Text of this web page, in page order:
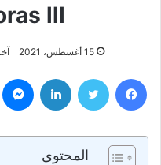
lll
15 أغسطس، 2021 آخر
فيسبوك تويتر لينكدإن
المحتوى